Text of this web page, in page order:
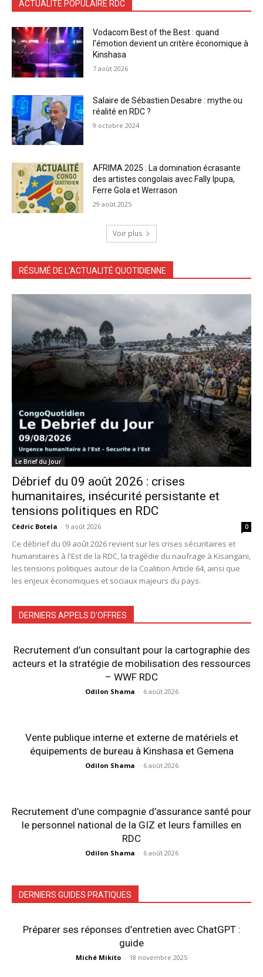
ACTUALITÉ POPULAIRE RDC
Vodacom Best of the Best : quand
l’émotion devient un critère économique à
Kinshasa
7 août 2026
Salaire de Sébastien Desabre : mythe ou
réalité en RDC ?
9 octobre 2024
AFRIMA 2025 : La domination écrasante
des artistes congolais avec Fally Ipupa,
Ferre Gola et Werrason
29 août 2025
Voir plus
RÉSUMÉ DE L'ACTUALITÉ QUOTIDIENNE
Le Brief du Jour
Débrief du 09 août 2026 : crises
humanitaires, insécurité persistante et
tensions politiques en RDC
Cédric Botela - 9 août 2026 0
Ce débrief du 09 août 2026 revient sur les crises sécuritaires et
humanitaires à l'Est de la RDC, la tragédie du naufrage à Kisangani,
les tensions politiques autour de la Coalition Article 64, ainsi que
les enjeux économiques et sociaux majeurs du pays.
DERNIERS APPELS D'OFFRES
Recrutement d’un consultant pour la cartographie des
acteurs et la stratégie de mobilisation des ressources
– WWF RDC
Odilon Shama - 6 août 2026
Vente publique interne et externe de matériels et
équipements de bureau à Kinshasa et Gemena
Odilon Shama - 6 août 2026
Recrutement d’une compagnie d’assurance santé pour
le personnel national de la GIZ et leurs familles en
RDC
Odilon Shama - 6 août 2026
DERNIERS GUIDES PRATIQUES
Préparer ses réponses d’entretien avec ChatGPT :
guide
Miché Mikito - 18 novembre 2025